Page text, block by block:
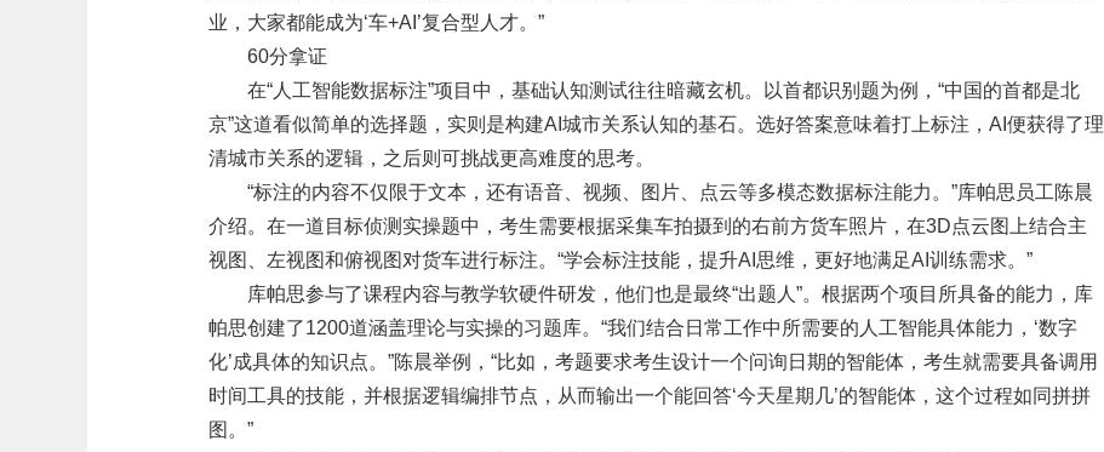
业，大家都能成为‘车+AI’复合型人才。”
60分拿证
在“人工智能数据标注”项目中，基础认知测试往往暗藏玄机。以首都识别题为例，“中国的首都是北
京”这道看似简单的选择题，实则是构建AI城市关系认知的基石。选好答案意味着打上标注，AI便获得了理
清城市关系的逻辑，之后则可挑战更高难度的思考。
“标注的内容不仅限于文本，还有语音、视频、图片、点云等多模态数据标注能力。”库帕思员工陈晨
介绍。在一道目标侦测实操题中，考生需要根据采集车拍摄到的右前方货车照片，在3D点云图上结合主
视图、左视图和俯视图对货车进行标注。“学会标注技能，提升AI思维，更好地满足AI训练需求。”
库帕思参与了课程内容与教学软硬件研发，他们也是最终“出题人”。根据两个项目所具备的能力，库
帕思创建了1200道涵盖理论与实操的习题库。“我们结合日常工作中所需要的人工智能具体能力，‘数字
化’成具体的知识点。”陈晨举例，“比如，考题要求考生设计一个问询日期的智能体，考生就需要具备调用
时间工具的技能，并根据逻辑编排节点，从而输出一个能回答‘今天星期几’的智能体，这个过程如同拼拼
图。”